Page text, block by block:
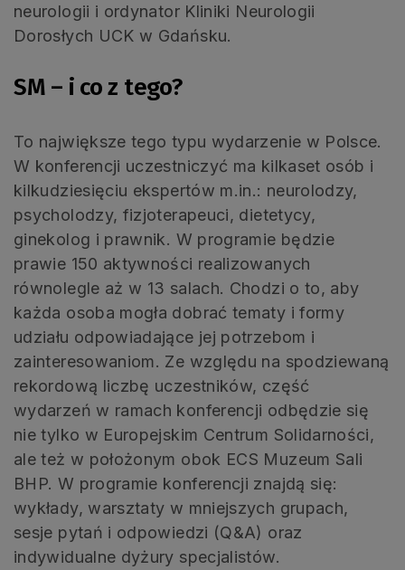
neurologii i ordynator Kliniki Neurologii
Dorosłych UCK w Gdańsku.
SM – i co z tego?
To największe tego typu wydarzenie w Polsce.
W konferencji uczestniczyć ma kilkaset osób i
kilkudziesięciu ekspertów m.in.: neurolodzy,
psycholodzy, fizjoterapeuci, dietetycy,
ginekolog i prawnik. W programie będzie
prawie 150 aktywności realizowanych
równolegle aż w 13 salach. Chodzi o to, aby
każda osoba mogła dobrać tematy i formy
udziału odpowiadające jej potrzebom i
zainteresowaniom. Ze względu na spodziewaną
rekordową liczbę uczestników, część
wydarzeń w ramach konferencji odbędzie się
nie tylko w Europejskim Centrum Solidarności,
ale też w położonym obok ECS Muzeum Sali
BHP. W programie konferencji znajdą się:
wykłady, warsztaty w mniejszych grupach,
sesje pytań i odpowiedzi (Q&A) oraz
indywidualne dyżury specjalistów.